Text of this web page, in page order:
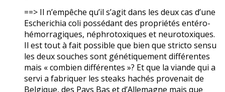
==> Il n’empêche qu’il s’agit dans les deux cas d’une
Escherichia coli possédant des propriétés entéro-
hémorragiques, néphrotoxiques et neurotoxiques.
Il est tout à fait possible que bien que stricto sensu
les deux souches sont génétiquement différentes
mais « combien différentes »? Et que la viande qui a
servi a fabriquer les steaks hachés provenait de
Belgique, des Pays Bas et d’Allemagne mais que